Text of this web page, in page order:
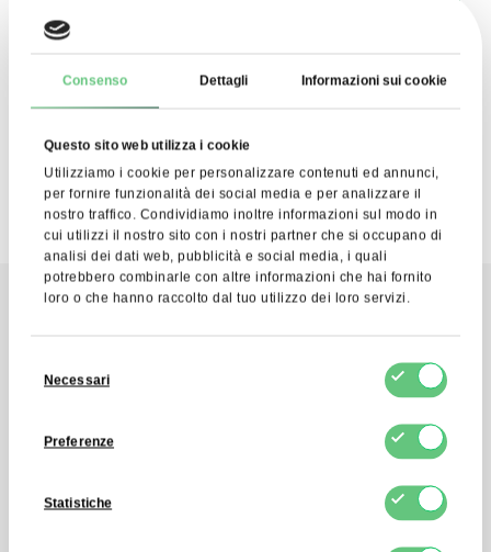
Consenso Dettagli Informazioni sui cookie
Questo sito web utilizza i cookie
Utilizziamo i cookie per personalizzare contenuti ed annunci,
per fornire funzionalità dei social media e per analizzare il
nostro traffico. Condividiamo inoltre informazioni sul modo in
cui utilizzi il nostro sito con i nostri partner che si occupano di
analisi dei dati web, pubblicità e social media, i quali
potrebbero combinarle con altre informazioni che hai fornito
loro o che hanno raccolto dal tuo utilizzo dei loro servizi.
delNecessari
Preferenze
Statistiche
parte di FDCM E-commerce S.A. ai fini del servizio di
qualsiasi momento.
Invia un messaggio
contatto e ricevi una risposta diretta